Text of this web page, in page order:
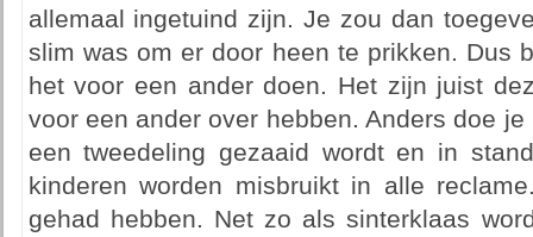
allemaal ingetuind zijn. Je zou dan
slim was om er door heen te prikken. Dus
het voor een ander doen. Het zijn juist
voor een ander over hebben. Anders doe
een tweedeling gezaaid wordt en in
kinderen worden misbruikt in alle
gehad hebben. Net zo als sinterklaas